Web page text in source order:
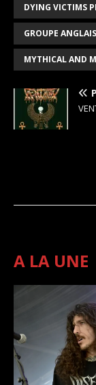
DYING VICTIMS
GROUPE ANGLAIS
MYTHICAL AND
A LA UNE